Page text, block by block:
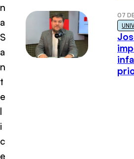
n
a
S
a
n
t
e
l
i
c
e
07